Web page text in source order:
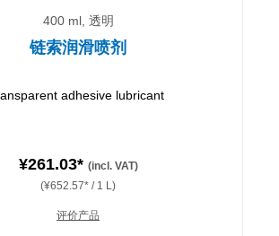
400 ml, 透明
链索润滑喷剂
adhesive lubricant
¥261.03* (incl. VAT)
(¥652.57* / 1 L)
评价产品